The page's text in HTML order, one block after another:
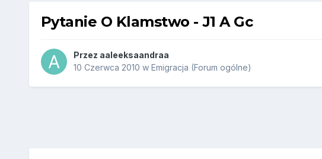
Pytanie O Klamstwo - J1 A Gc
Przez aaleeksaandraa
10 Czerwca 2010 w Emigracja (Forum ogólne)